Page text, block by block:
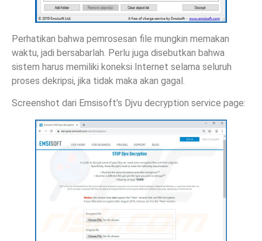
Perhatikan bahwa pemrosesan file mungkin memakan
waktu, jadi bersabarlah. Perlu juga disebutkan bahwa
sistem harus memiliki koneksi Internet selama seluruh
proses dekripsi, jika tidak maka akan gagal.
Screenshot dari Emsisoft’s Djvu decryption service page: